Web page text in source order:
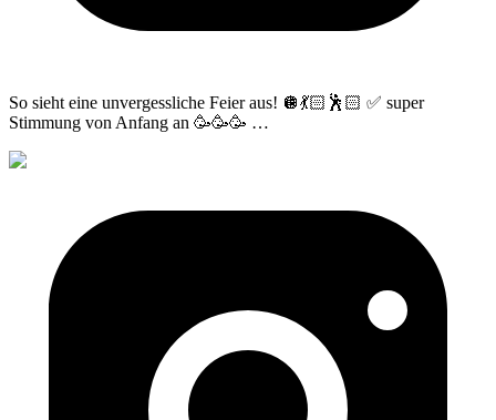
So sieht eine unvergessliche Feier aus! 🪩💃🏻🕺🏻 ✅ super
Stimmung von Anfang an 🥳🥳🥳 …